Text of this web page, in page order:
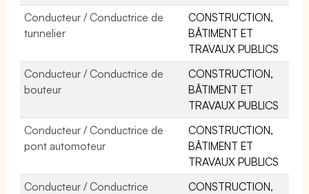
Conducteur / Conductrice de
tunnelier
CONSTRUCTION,
BÂTIMENT ET
TRAVAUX PUBLICS
Conducteur / Conductrice de
bouteur
CONSTRUCTION,
BÂTIMENT ET
TRAVAUX PUBLICS
Conducteur / Conductrice de
pont automoteur
CONSTRUCTION,
BÂTIMENT ET
TRAVAUX PUBLICS
Conducteur / Conductrice
CONSTRUCTION,